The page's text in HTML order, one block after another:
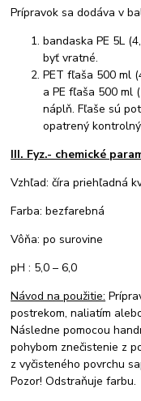
Prípravok sa dodáva v
bandaska PE 5L
byť vratné.
PET fľaša 500 ml
a PE fľaša 500 ml
náplň. Fľaše sú
opatrený
III. Fyz.- chemické
Vzhľad: číra priehľadná
Farba: bezfarebná
Vôňa: po surovine
pH : 5,0 – 6,0
Návod na použitie:
postrekom, naliatím
Následne pomocou
pohybom znečistenie z
z vyčisteného povrchu
Pozor! Odstraňuje farbu.